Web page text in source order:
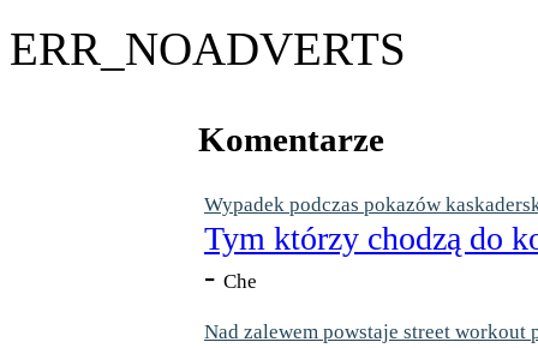
ERR_NOADVERTS
Komentarze
Wypadek podczas pokazów
Tym którzy chodzą do
- Che
Nad zalewem powstaje street workout